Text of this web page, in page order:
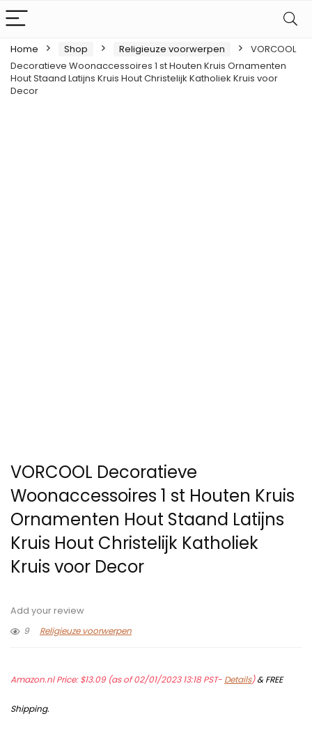
Home Shop Religieuze voorwerpen
VORCOOL
Decoratieve Woonaccessoires 1 st Houten Kruis Ornamenten
Hout Staand Latijns Kruis Hout Christelijk Katholiek Kruis voor
Decor
VORCOOL Decoratieve
Woonaccessoires 1 st Houten Kruis
Ornamenten Hout Staand Latijns
Kruis Hout Christelijk Katholiek
Kruis voor Decor
Add your review
9
Religieuze voorwerpen
Amazon.nl Price:$13.09(as of 02/01/2023 13:18 PST- Details)&FREE
Shipping.